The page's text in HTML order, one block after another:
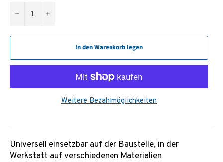
− +
In den Warenkorb legen
Weitere Bezahlmöglichkeiten
Universell einsetzbar auf der Baustelle, in der
Werkstatt auf verschiedenen Materialien